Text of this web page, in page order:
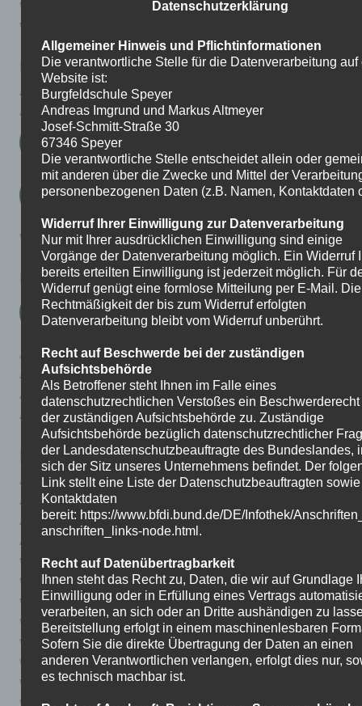
Wochenplan: 05.05.-12.05.
Herunterladen
Wochenplan: 14.05.-20.05.
Englisch
Aufgaben_1
Herunterladen
Aufgaben_2 Herunterladen
Adjektive_Steigerungsformen
Adjektive_Vergleichen
Wochenplan: 29.04.-06.05. Herunterladen
Erdkunde
Landwirtschaft in Deutschland (Film)
Aufgaben zum Film_1 Herunterladen
Aufgaben zum Film_2 Herunterladen
Aufgaben zum Film_3
Herunterladen
Aufgaben zum Film_4
Herunterladen
Evangelische Religion
Aufgaben_1 Herunterladen
Aufgaben_2 Herunterladen
Aufgaben_3
Herunterladen
Aufgaben_4
Herunterladen
Wochenplan: 20.04.-24.04. Herunterladen
Wochenplan: 27.04.-01.05. Herunterladen
Wochenplan: 04.05. – 08.05.
Herunterladen
Wochenplan: 11.05.-15.05.
Herunterladen
Wochenplan: 18.05. – 22.05. Herunterladen
Wochenplan: 25.05.-29.05. Herunterladen
Wochenplan: 02.06.-05.06.
Herunterladen
Wochenplan: 08.06.-10.06.
Herunterladen
Datenschutzerklärung
Allgemeiner Hinweis und Pflichtinformationen
Die verantwortliche Stelle für die Datenverarbeitung auf
Website ist:
Burgfeldschule Speyer
Andreas Imgrund und Markus Altmeyer
Josef-Schmitt-Straße 30
67346 Speyer
Die verantwortliche Stelle entscheidet allein oder
mit anderen über die Zwecke und Mittel der
personenbezogenen Daten (z.B. Namen, Kontaktdaten
Widerruf Ihrer Einwilligung zur Datenverarbeitung
Nur mit Ihrer ausdrücklichen Einwilligung sind einige
Vorgänge der Datenverarbeitung möglich. Ein Widerruf
bereits erteilten Einwilligung ist jederzeit möglich. Für
Widerruf genügt eine formlose Mitteilung per E-Mail. Die
Rechtmäßigkeit der bis zum Widerruf erfolgten
Datenverarbeitung bleibt vom Widerruf unberührt.
Recht auf Beschwerde bei der zuständigen
Aufsichtsbehörde
Als Betroffener steht Ihnen im Falle eines
datenschutzrechtlichen Verstoßes ein
der zuständigen Aufsichtsbehörde zu. Zuständige
Aufsichtsbehörde bezüglich datenschutzrechtlicher
der Landesdatenschutzbeauftragte des Bundeslandes,
sich der Sitz unseres Unternehmens befindet. Der
Link stellt eine Liste der Datenschutzbeauftragten
Kontaktdaten
bereit: https://www.bfdi.bund.de/DE/Infothek/
anschriften_links-node.html.
Recht auf Datenübertragbarkeit
Ihnen steht das Recht zu, Daten, die wir auf Grundlage
Einwilligung oder in Erfüllung eines Vertrags
verarbeiten, an sich oder an Dritte aushändigen zu
Bereitstellung erfolgt in einem maschinenlesbaren
Sofern Sie die direkte Übertragung der Daten an einen
anderen Verantwortlichen verlangen, erfolgt dies nur,
es technisch machbar ist.